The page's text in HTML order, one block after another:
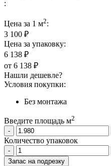
:
Цена за 1 м2:
3 100 ₽
Цена за упаковку:
6 138 ₽
от 6 138 ₽
Нашли дешевле?
Условия покупки:
Без монтажа
Введите площадь м2
-
Количество упаковок
-
Запас на подрезку